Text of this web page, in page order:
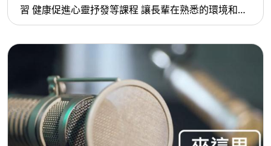
習 健康促進心靈抒發等課程 讓長輩在熟悉的環境和一
群老朋友一起變老6. 里長來開講：邀請:文山區萬祥里
張紅木里長當年從外地到台北發展定居在萬祥里的機
緣及多年來未里民服務的心得7.